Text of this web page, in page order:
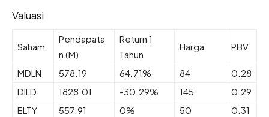
Valuasi
Saham
Pendapata
n (M)
Return 1
Tahun
Harga PBV
MDLN 578.19 64.71% 84
0.28
DILD
1828.01 -30.29% 145
0.29
ELTY
557.91 0% 50
0.31